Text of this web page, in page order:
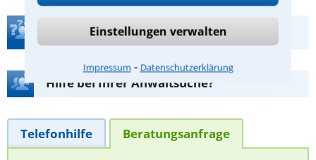
Einstellungen verwalten
Impressum ⁃ Datenschutzerklärung
Teste Dein Rechtswissen
Hilfe bei Ihrer Anwaltsuche?
Telefonhilfe Beratungsanfrage